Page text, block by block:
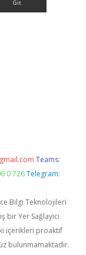
Teams:
0 726 Telegram:
Bilgi Teknolojileri
bir Yer Sağlayıcı
içerikleri proaktif
bulunmamaktadır.